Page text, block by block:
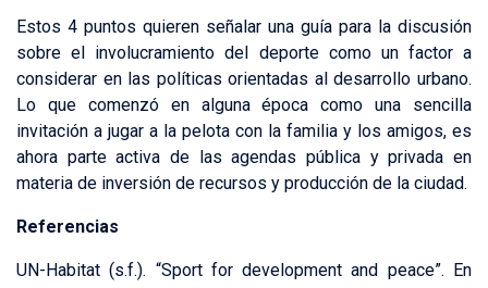
Estos 4 puntos quieren señalar una guía para la discusión
sobre el involucramiento del deporte como un factor a
considerar en las políticas orientadas al desarrollo urbano.
Lo que comenzó en alguna época como una sencilla
invitación a jugar a la pelota con la familia y los amigos, es
ahora parte activa de las agendas pública y privada en
materia de inversión de recursos y producción de la ciudad.
Referencias
UN-Habitat (s.f.). “Sport for development and peace”. En